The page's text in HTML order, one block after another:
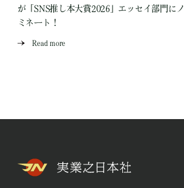
が「SNS推し本大賞2026」エッセイ部門にノ
ミネート！
Read more